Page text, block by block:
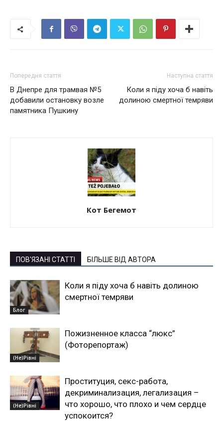
Попередня стаття
В Днепре для трамвая №5
добавили остановку возле
памятника Пушкину
Наступна стаття
Коли я піду хоча б навіть
долиною смертної темряви
Кот Бегемот
ПОВ'ЯЗАНІ СТАТТІ БІЛЬШЕ ВІД АВТОРА
Блог
Коли я піду хоча б навіть долиною
смертної темряви
(Не)Рівні
Пожизненное класса “люкс”
(Фоторепортаж)
(Не)Рівні
Проституция, секс-работа,
декриминализация, легализация –
что хорошо, что плохо и чем сердце
успокоится?